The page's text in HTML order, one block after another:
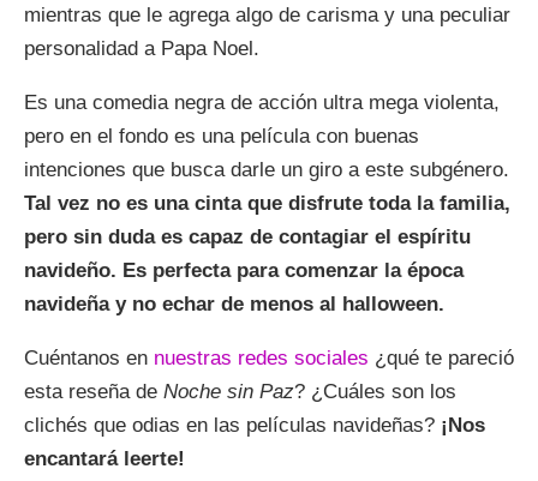
mientras que le agrega algo de carisma y una peculiar
personalidad a Papa Noel.
Es una comedia negra de acción ultra mega violenta,
pero en el fondo es una película con buenas
intenciones que busca darle un giro a este subgénero.
Tal vez no es una cinta que disfrute toda la familia,
pero sin duda es capaz de contagiar el espíritu
navideño. Es perfecta para comenzar la época
navideña y no echar de menos al halloween.
Cuéntanos en nuestras redes sociales ¿qué te pareció
esta reseña de Noche sin Paz? ¿Cuáles son los
clichés que odias en las películas navideñas? ¡Nos
encantará leerte!